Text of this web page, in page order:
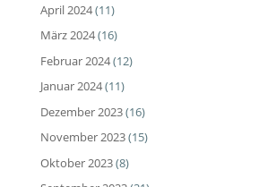
April 2024(11)
März 2024(16)
Februar 2024(12)
Januar 2024(11)
Dezember 2023(16)
November 2023(15)
Oktober 2023(8)